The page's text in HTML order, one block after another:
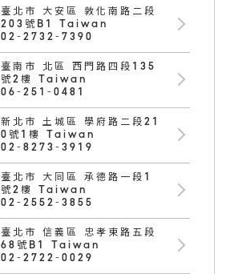
臺北市 大安區 敦化南路二段
203號B1 Taiwan
02-2732-7390
臺南市 北區 西門路四段135
號2樓 Taiwan
06-251-0481
新北市 土城區 學府路二段21
0號1樓 Taiwan
02-8273-3919
臺北市 大同區 承德路一段1
號2樓 Taiwan
02-2552-3855
臺北市 信義區 忠孝東路五段
68號B1 Taiwan
02-2722-0029